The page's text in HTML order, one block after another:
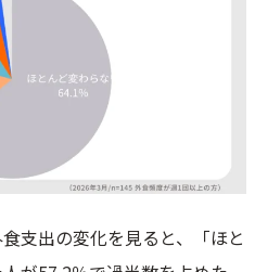
支出の変化を見ると、「ほと